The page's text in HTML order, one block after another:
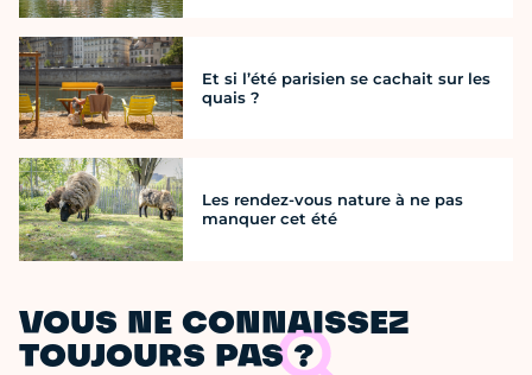
Et si l’été parisien se cachait sur les
quais ?
Les rendez-vous nature à ne pas
manquer cet été
VOUS NE CONNAISSEZ
TOUJOURS PAS ?